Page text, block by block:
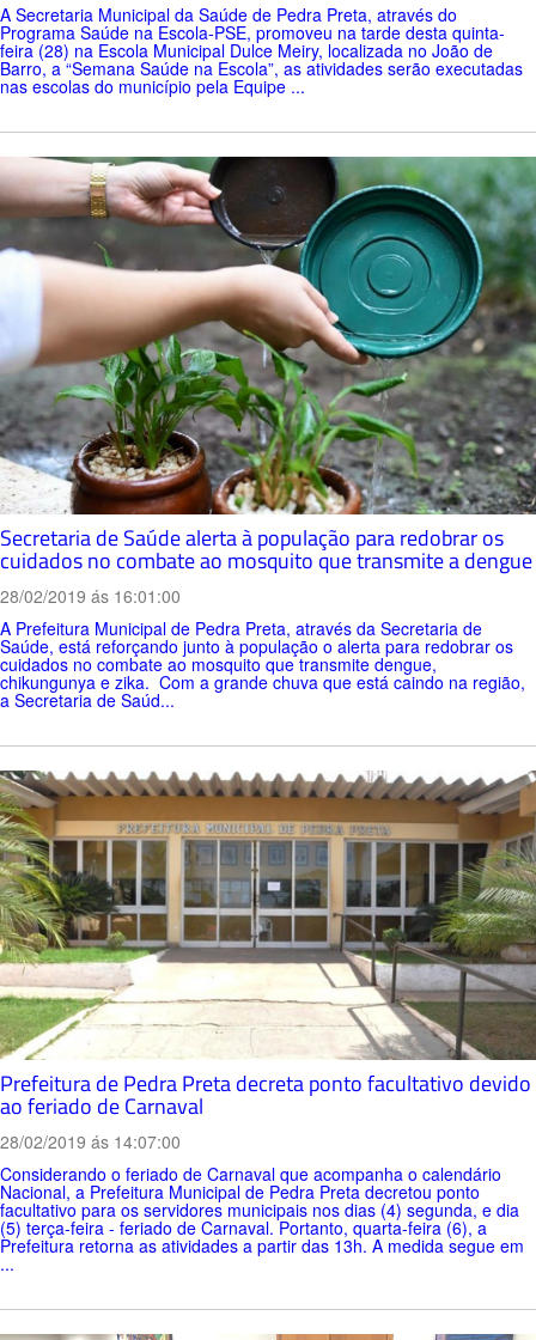
A Secretaria Municipal da Saúde de Pedra Preta, através do
Programa Saúde na Escola-PSE, promoveu na tarde desta quinta-
feira (28) na Escola Municipal Dulce Meiry, localizada no João de
Barro, a “Semana Saúde na Escola”, as atividades serão executadas
nas escolas do município pela Equipe ...
Secretaria de Saúde alerta à população para redobrar os
cuidados no combate ao mosquito que transmite a dengue
28/02/2019 ás 16:01:00
A Prefeitura Municipal de Pedra Preta, através da Secretaria de
Saúde, está reforçando junto à população o alerta para redobrar os
cuidados no combate ao mosquito que transmite dengue,
chikungunya e zika. Com a grande chuva que está caindo na região,
a Secretaria de Saúd...
Prefeitura de Pedra Preta decreta ponto facultativo devido
ao feriado de Carnaval
28/02/2019 ás 14:07:00
Considerando o feriado de Carnaval que acompanha o calendário
Nacional, a Prefeitura Municipal de Pedra Preta decretou ponto
facultativo para os servidores municipais nos dias (4) segunda, e dia
(5) terça-feira - feriado de Carnaval. Portanto, quarta-feira (6), a
Prefeitura retorna as atividades a partir das 13h. A medida segue em
...